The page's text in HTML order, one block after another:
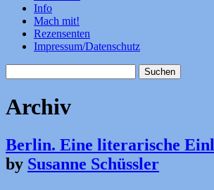
Info
Mach mit!
Rezensenten
Impressum/Datenschutz
nach:
Archiv
Berlin. Eine literarische
by Susanne Schüssler